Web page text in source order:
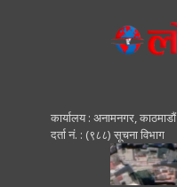
कार्यालय : अनामनगर, काठमाडाैं
दर्ता नं. : (९८८) सूचना विभाग